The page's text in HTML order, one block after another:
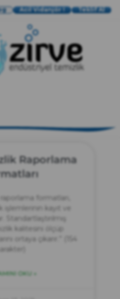
Acil Vidanjör ! Teklif Al
Raporlama
formatları,
işlemlerinin kayıt ve
Standartlaştırılmış
kalitesini ölçüp
ortaya çıkarır.” (154
OKU »